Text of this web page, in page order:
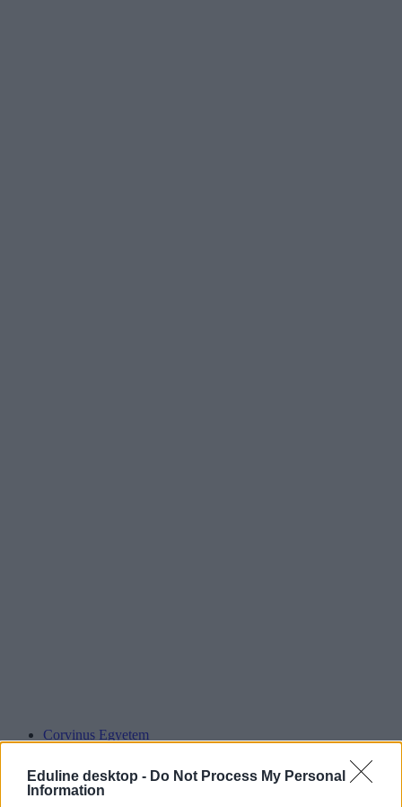
Eduline desktop - Do Not Process My Personal
Information
Corvinus Egyetem
Studium Generale
Studium Generale programok
Studium Generale érettségi